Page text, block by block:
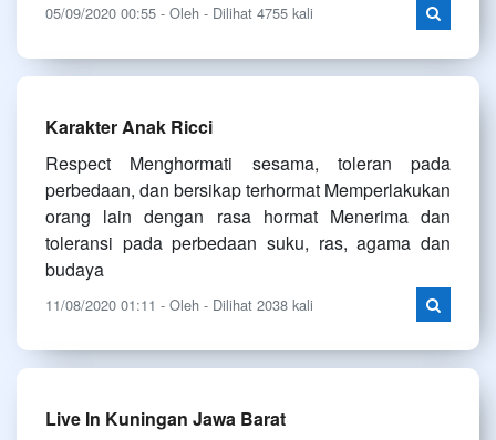
05/09/2020 00:55 - Oleh - Dilihat 4755 kali
Karakter Anak Ricci
Respect Menghormati sesama, toleran pada
perbedaan, dan bersikap terhormat Memperlakukan
orang lain dengan rasa hormat Menerima dan
toleransi pada perbedaan suku, ras, agama dan
budaya
11/08/2020 01:11 - Oleh - Dilihat 2038 kali
Live In Kuningan Jawa Barat